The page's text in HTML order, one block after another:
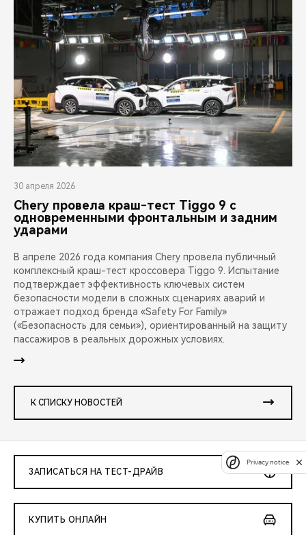
30 апреля 2026
Chery провела краш-тест Tiggo 9 с
одновременными фронтальным и задним
ударами
В апреле 2026 года компания Chery провела публичный
комплексный краш-тест кроссовера Tiggo 9. Испытание
подтверждает эффективность ключевых систем
безопасности модели в сложных сценариях аварий и
отражает подход бренда «Safety For Family»
(«Безопасность для семьи»), ориентированный на защиту
пассажиров в реальных дорожных условиях.
К СПИСКУ НОВОСТЕЙ
ЗАПИСАТЬСЯ НА ТЕСТ-ДРАЙВ
КУПИТЬ ОНЛАЙН
Privacy notice